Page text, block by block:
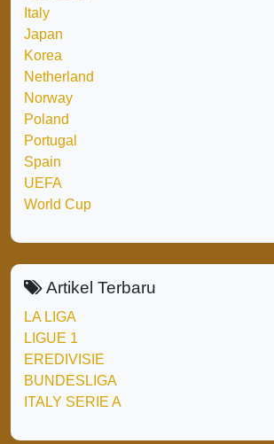
Italy
Japan
Korea
Netherland
Norway
Poland
Portugal
Spain
UEFA
World Cup
Artikel Terbaru
LA LIGA
LIGUE 1
EREDIVISIE
BUNDESLIGA
ITALY SERIE A